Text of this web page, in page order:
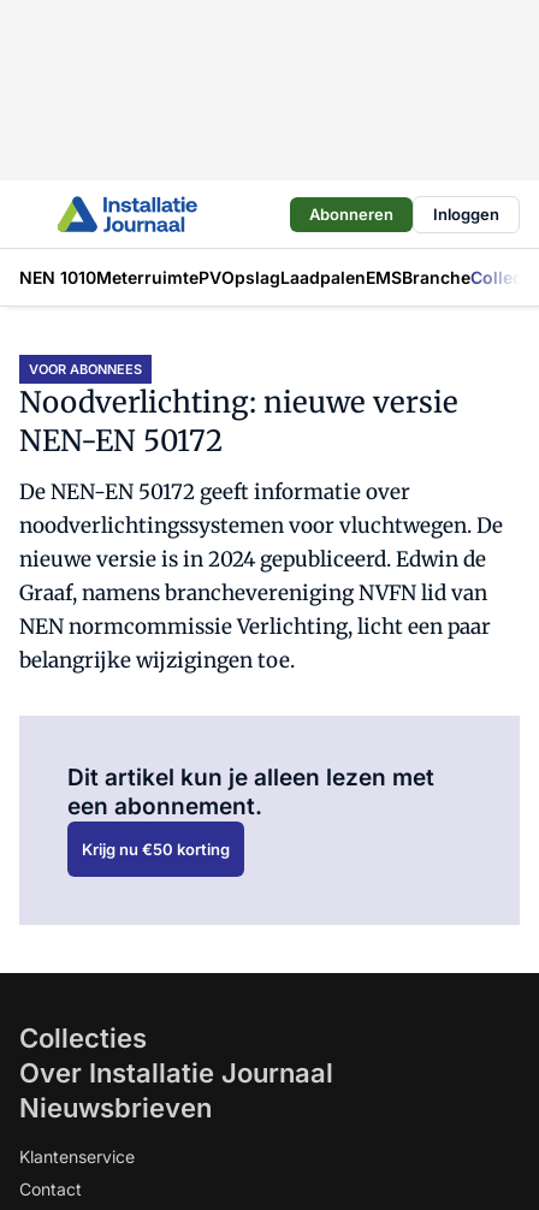
Abonneren Inloggen
NEN 1010MeterruimtePVOpslagLaadpalenEMSBranche
VOOR ABONNEES
Noodverlichting: nieuwe versie
NEN-EN 50172
De NEN-EN 50172 geeft informatie over
noodverlichtingssystemen voor vluchtwegen. De
nieuwe versie is in 2024 gepubliceerd. Edwin de
Graaf, namens branchevereniging NVFN lid van
NEN normcommissie Verlichting, licht een paar
belangrijke wijzigingen toe.
Dit artikel kun je alleen lezen met
een abonnement.
Krijg nu €50 korting
Collecties
Over Installatie Journaal
Nieuwsbrieven
Klantenservice
Contact